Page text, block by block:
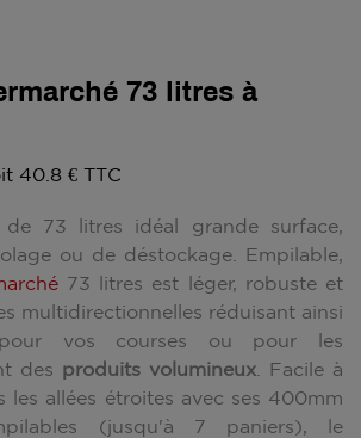
73 litres à
40.8 € TTC
de 73 litres idéal grande surface,
ou de déstockage. Empilable,
73 litres est léger, robuste et
multidirectionnelles réduisant ainsi
vos courses ou pour les
des produits volumineux . Facile à
les allées étroites avec ses 400mm
(jusqu'à 7 paniers), le